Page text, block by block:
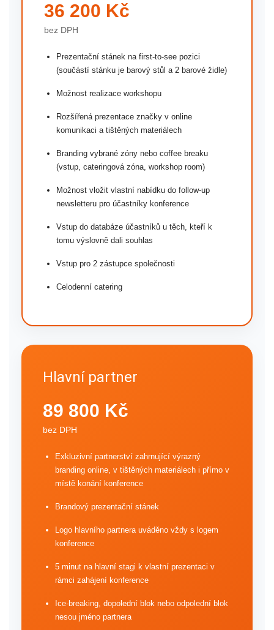
36 200 Kč
bez DPH
Prezentační stánek na first-to-see pozici
(součástí stánku je barový stůl a 2 barové židle)
Možnost realizace workshopu
Rozšířená prezentace značky v online
komunikaci a tištěných materiálech
Branding vybrané zóny nebo coffee breaku
(vstup, cateringová zóna, workshop room)
Možnost vložit vlastní nabídku do follow-up
newsletteru pro účastníky konference
Vstup do databáze účastníků u těch, kteří k
tomu výslovně dali souhlas
Vstup pro 2 zástupce společnosti
Celodenní catering
Hlavní partner
89 800 Kč
bez DPH
Exkluzivní partnerství zahrnující výrazný
branding online, v tištěných materiálech i přímo v
místě konání konference
Brandový prezentační stánek
Logo hlavního partnera uváděno vždy s logem
konference
5 minut na hlavní stagi k vlastní prezentaci v
rámci zahájení konference
Ice-breaking, dopolední blok nebo odpolední blok
nesou jméno partnera